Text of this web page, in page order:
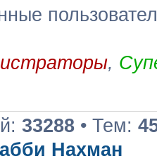
,
33288 • Тем:
Нахман